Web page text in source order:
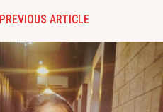
PREVIOUS ARTICLE